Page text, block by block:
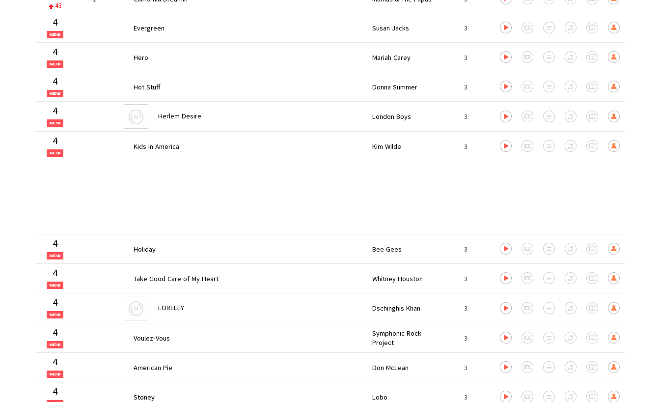
43
4 Evergreen Susan Jacks 3
4 Hero Mariah Carey 3
4 Hot Stuff Donna Summer 3
4 Herlem Desire London Boys 3
4 Kids In America Kim Wilde 3
4 Holiday Bee Gees 3
4 Take Good Care of My Heart Whitney Houston 3
4 LORELEY Dschinghis Khan 3
4 Voulez-Vous
Symphonic Rock
Project
3
4 American Pie Don McLean 3
4 Stoney Lobo 3